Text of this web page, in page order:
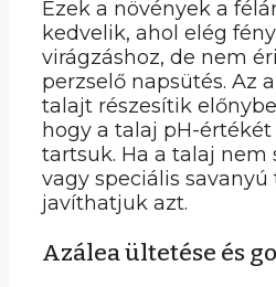
Ezek a növények a
kedvelik, ahol elég
virágzáshoz, de nem
perzselő napsütés. Az
talajt részesítik
hogy a talaj pH-
tartsuk. Ha a talaj nem
vagy speciális savanyú
javíthatjuk azt.
Azálea ültetése és